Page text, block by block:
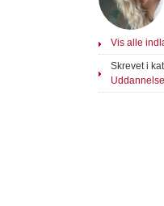
Vis alle
Skrevet i
Uddannelse